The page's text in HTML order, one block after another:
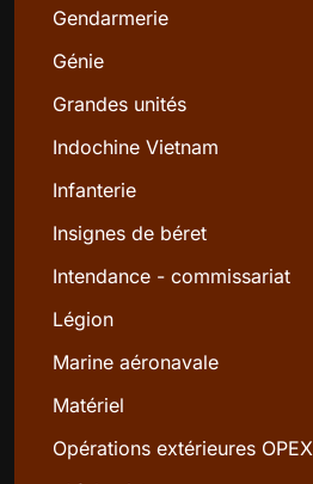
Gendarmerie
Génie
Grandes unités
Indochine Vietnam
Infanterie
Insignes de béret
Intendance - commissariat
Légion
Marine aéronavale
Matériel
Opérations extérieures OPEX